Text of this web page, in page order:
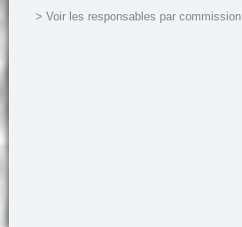
> Voir les responsables par commission